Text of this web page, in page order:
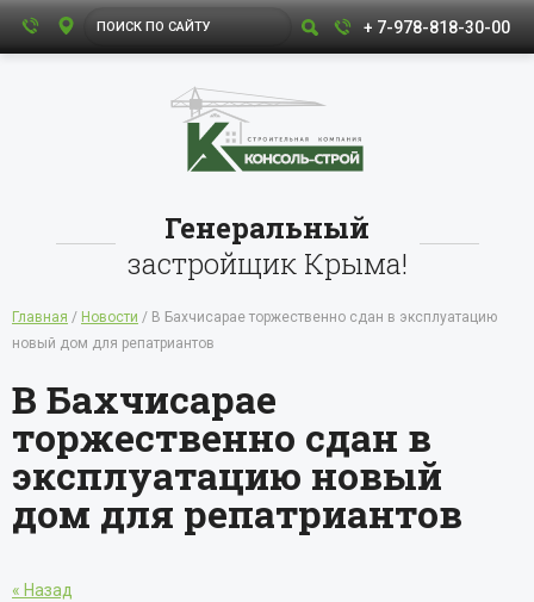
+ 7-978-818-30-00
Генеральный
застройщик Крыма!
Главная / Новости / В Бахчисарае торжественно сдан в эксплуатацию
новый дом для репатриантов
В Бахчисарае
торжественно сдан в
эксплуатацию новый
дом для репатриантов
« Назад